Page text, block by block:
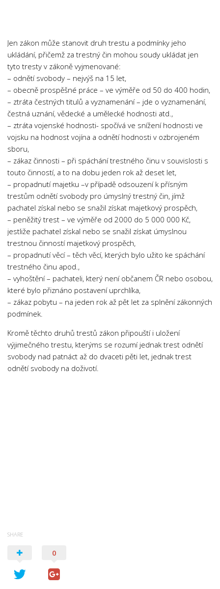
Ekologie
Ekonomie
Fyzika
Informatika
Jazyky
Management
Němčina
Občanská nauka
Pedagogika
Právo
Psychologie a Sociologie
Společenské vědy
Technika
Účetnictví
Zdravotnictví
Zeměpis
Jen zákon může stanovit druh trestu a podmínky jeho
ukládání, přičemž za trestný čin mohou soudy ukládat jen
tyto tresty v zákoně vyjmenované:
– odnětí svobody – nejvýš na 15 let,
– obecně prospěšné práce – ve výměře od 50 do 400 hodin,
– ztráta čestných titulů a vyznamenání – jde o vyznamenání,
čestná uznání, vědecké a umělecké hodnosti atd.,
– ztráta vojenské hodnosti- spočívá ve snížení hodnosti ve
vojsku na hodnost vojína a odnětí hodnosti v ozbrojeném
sboru,
– zákaz činnosti – při spáchání trestného činu v souvislosti s
touto činností, a to na dobu jeden rok až deset let,
– propadnutí majetku –v případě odsouzení k přísným
trestům odnětí svobody pro úmyslný trestný čin, jímž
pachatel získal nebo se snažil získat majetkový prospěch,
– peněžitý trest – ve výměře od 2000 do 5 000 000 Kč,
jestliže pachatel získal nebo se snažil získat úmyslnou
trestnou činností majetkový prospěch,
– propadnutí věcí – těch věcí, kterých bylo užito ke spáchání
trestného činu apod.,
– vyhoštění – pachateli, který není občanem ČR nebo osobou,
které bylo přiznáno postavení uprchlíka,
– zákaz pobytu – na jeden rok až pět let za splnění zákonných
podmínek.
Kromě těchto druhů trestů zákon připouští i uložení
výjimečného trestu, kterýms se rozumí jednak trest odnětí
svobody nad patnáct až do dvaceti pěti let, jednak trest
odnětí svobody na doživotí.
SHARE
0